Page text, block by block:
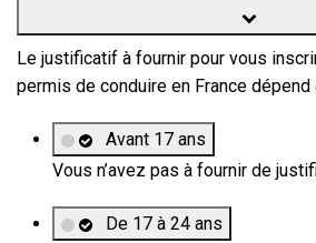
Le justificatif à fournir pour vous
permis de conduire en France dépend
Avant 17 ans
Vous n’avez pas à fournir de
De 17 à 24 ans